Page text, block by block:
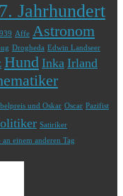
Jahrhundert
Affe Astronom
Drogheda Edwin Landseer
Hund Inka Irland
und Oskar Oscar Pazifist
Satiriker
an einem anderen Tag